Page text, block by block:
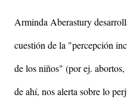
Arminda Aberastury
cuestión de la "percepción
de los niños" (por ej.
de ahí, nos alerta sobre lo